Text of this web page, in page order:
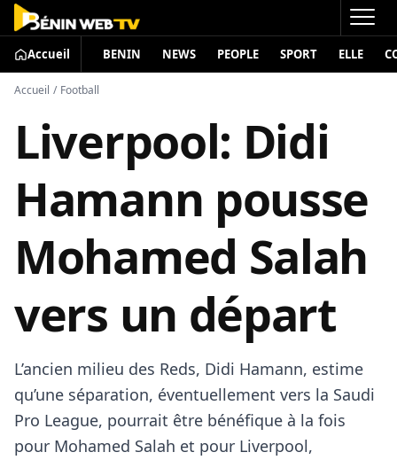
Accueil BENIN NEWS PEOPLE SPORT ELLE
Accueil / Football
Liverpool: Didi
Hamann pousse
Mohamed Salah
vers un départ
L’ancien milieu des Reds, Didi Hamann, estime
qu’une séparation, éventuellement vers la Saudi
Pro League, pourrait être bénéfique à la fois
pour Mohamed Salah et pour Liverpool,